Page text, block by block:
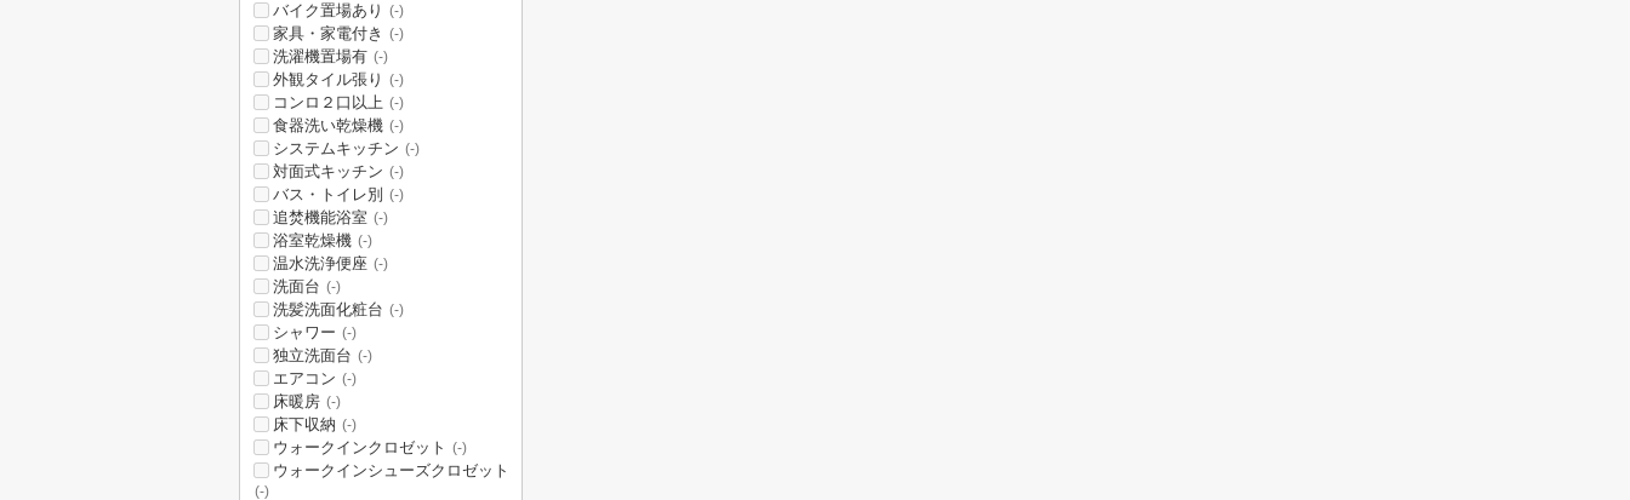
バイク置場あり (-)
家具・家電付き (-)
洗濯機置場有 (-)
外観タイル張り (-)
コンロ２口以上 (-)
食器洗い乾燥機 (-)
システムキッチン (-)
対面式キッチン (-)
バス・トイレ別 (-)
追焚機能浴室 (-)
浴室乾燥機 (-)
温水洗浄便座 (-)
洗面台 (-)
洗髪洗面化粧台 (-)
シャワー (-)
独立洗面台 (-)
エアコン (-)
床暖房 (-)
床下収納 (-)
ウォークインクロゼット (-)
ウォークインシューズクロゼット
(-)